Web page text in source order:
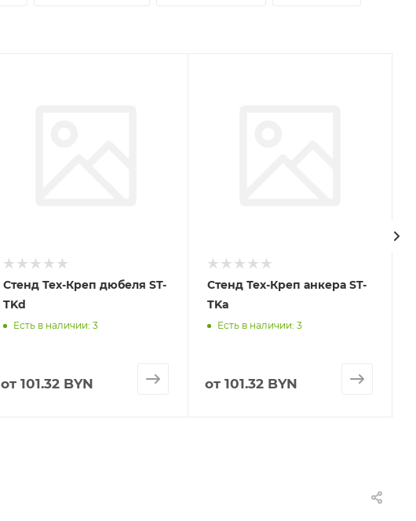
Стенд Тех-Креп дюбеля ST-
TKd
Есть в наличии: 3
от 101.32 BYN
Стенд Тех-Креп анкера ST-
TKa
Есть в наличии: 3
от 101.32 BYN